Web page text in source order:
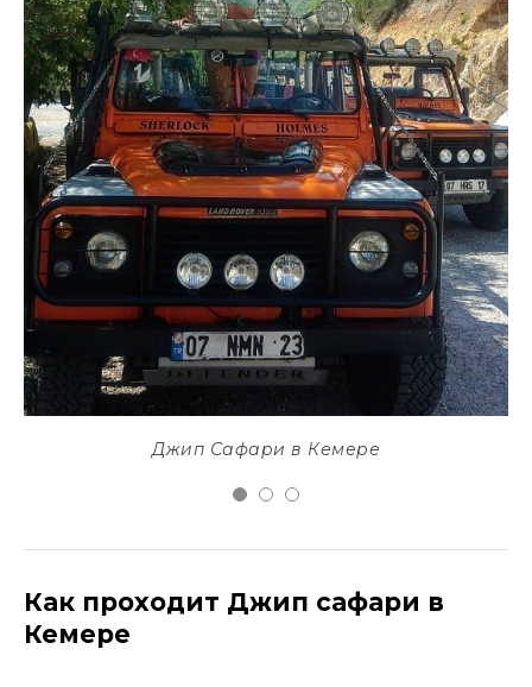
Джип Сафари в Кемере
Как проходит Джип сафари в
Кемере